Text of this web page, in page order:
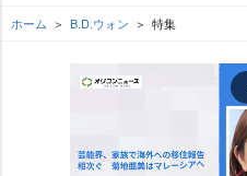
ホーム B.D.ウォン 特集